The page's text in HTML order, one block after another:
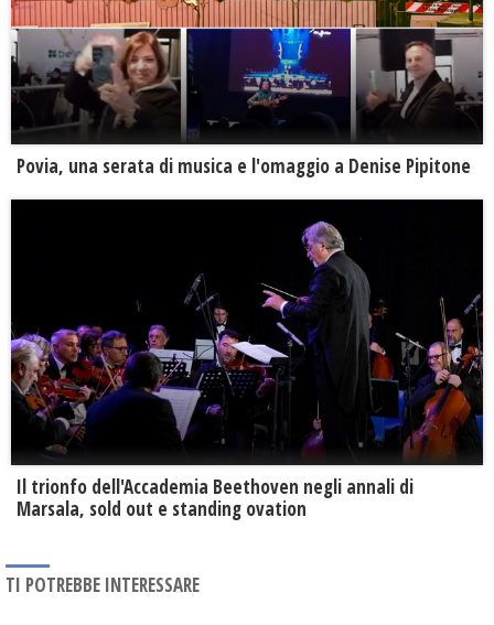
Povia, una serata di musica e l'omaggio a Denise Pipitone
Il trionfo dell'Accademia Beethoven negli annali di
Marsala, sold out e standing ovation
TI POTREBBE INTERESSARE